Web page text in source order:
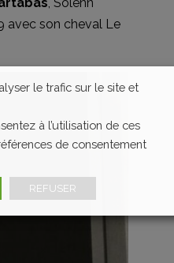
avec son cheval Le
le trafic sur le site et
à l’utilisation de ces
de consentement
REFUSER